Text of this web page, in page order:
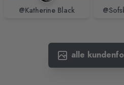
@Katherine Black
alle